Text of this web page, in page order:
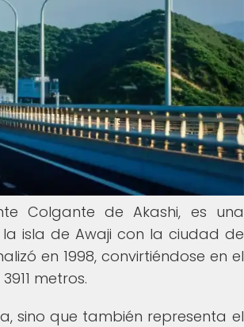
Colgante de Akashi, es una
isla de Awaji con la ciudad de
en 1998, convirtiéndose en el
metros.
sino que también representa el